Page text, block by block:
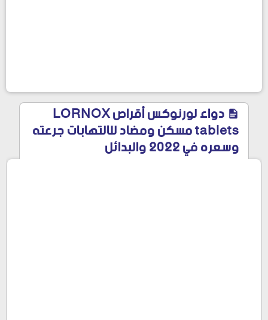
دواء لورنوكس أقراص LORNOX
tablets مسكن ومضاد للالتهابات جرعته
وسعره في 2022 والبدائل